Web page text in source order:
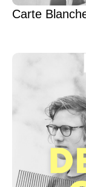
Carte